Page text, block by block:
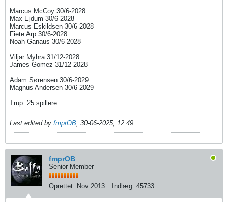
Marcus McCoy 30/6-2028​
Max Ejdum 30/6-2028
Marcus Eskildsen 30/6-2028
Fiete Arp 30/6-2028
Noah Ganaus 30/6-2028
Viljar Myhra 31/12-2028
James Gomez 31/12-2028​​
Adam Sørensen 30/6-2029​
Magnus Andersen 30/6-2029
Trup: 25 spillere​​​
Last edited by fmprOB; 30-06-2025, 12:49.
fmprOB
Senior Member
Oprettet: Nov 2013 Indlæg: 45733